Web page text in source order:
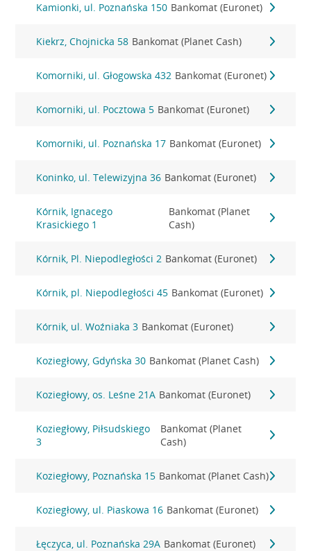
Kamionki, ul. Poznańska 150 Bankomat (Euronet)
Kiekrz, Chojnicka 58 Bankomat (Planet Cash)
Komorniki, ul. Głogowska 432 Bankomat (Euronet)
Komorniki, ul. Pocztowa 5 Bankomat (Euronet)
Komorniki, ul. Poznańska 17 Bankomat (Euronet)
Koninko, ul. Telewizyjna 36 Bankomat (Euronet)
Kórnik, Ignacego
Krasickiego 1
Bankomat (Planet
Cash)
Kórnik, Pl. Niepodległości 2 Bankomat (Euronet)
Kórnik, pl. Niepodległości 45 Bankomat (Euronet)
Kórnik, ul. Woźniaka 3 Bankomat (Euronet)
Koziegłowy, Gdyńska 30 Bankomat (Planet Cash)
Koziegłowy, os. Leśne 21A Bankomat (Euronet)
Koziegłowy, Piłsudskiego
3
Bankomat (Planet
Cash)
Koziegłowy, Poznańska 15 Bankomat (Planet Cash)
Koziegłowy, ul. Piaskowa 16 Bankomat (Euronet)
Łęczyca, ul. Poznańska 29A Bankomat (Euronet)